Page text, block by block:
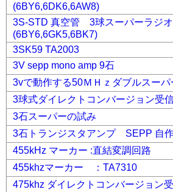
(6BY6,6DK6,6AW8)
3S-STD 真空管 3球スーパーラ
(6BY6,6GK5,6BK7)
3SK59 TA2003
3V sepp mono amp 9石
3vで動作する50ＭＨｚダブルスーパ
3球式ダイレクトコンバージョン受
3石スーパーの試み
3石トランジスタアンプ SEPP 自
455kHz マーカー :直結変調回路
455khzマーカー ：TA7310
475khz ダイレクトコンバージョン